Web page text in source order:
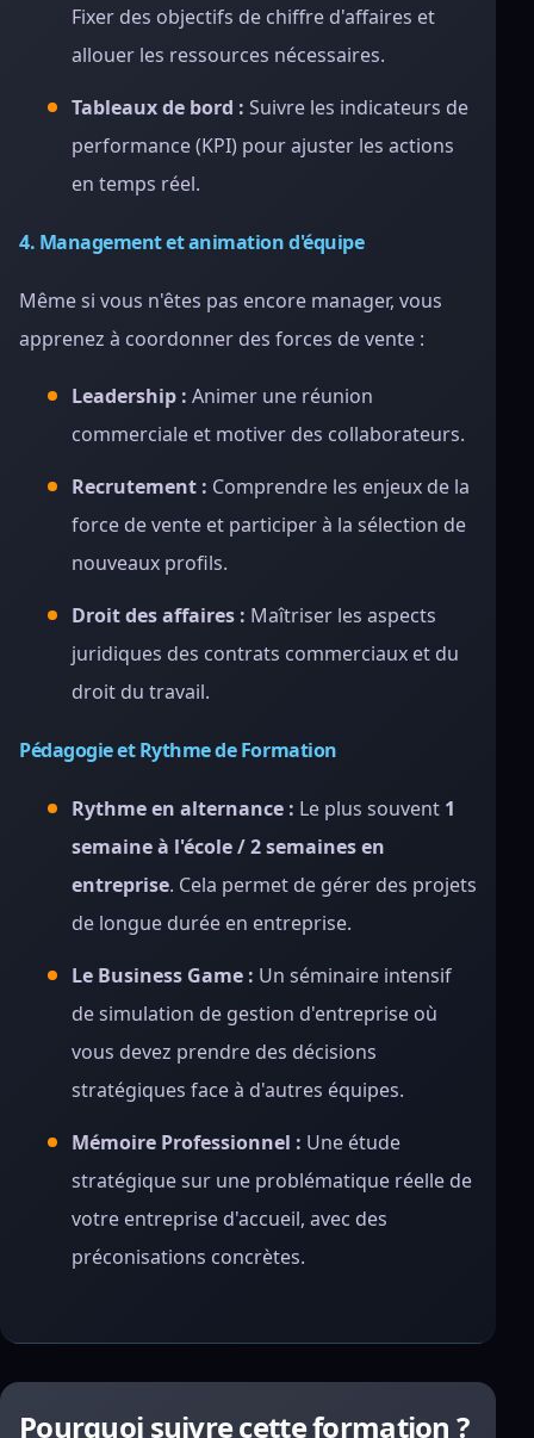
Fixer des objectifs de chiffre d'affaires et
allouer les ressources nécessaires.
Tableaux de bord : Suivre les indicateurs de
performance (KPI) pour ajuster les actions
en temps réel.
4. Management et animation d'équipe
Même si vous n'êtes pas encore manager, vous
apprenez à coordonner des forces de vente :
Leadership : Animer une réunion
commerciale et motiver des collaborateurs.
Recrutement : Comprendre les enjeux de la
force de vente et participer à la sélection de
nouveaux profils.
Droit des affaires : Maîtriser les aspects
juridiques des contrats commerciaux et du
droit du travail.
Pédagogie et Rythme de Formation
Rythme en alternance : Le plus souvent 1
semaine à l'école / 2 semaines en
entreprise. Cela permet de gérer des projets
de longue durée en entreprise.
Le Business Game : Un séminaire intensif
de simulation de gestion d'entreprise où
vous devez prendre des décisions
stratégiques face à d'autres équipes.
Mémoire Professionnel : Une étude
stratégique sur une problématique réelle de
votre entreprise d'accueil, avec des
préconisations concrètes.
Pourquoi suivre cette formation ?